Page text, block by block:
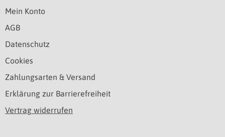
Mein Konto
AGB
Datenschutz
Cookies
Zahlungsarten & Versand
Erklärung zur Barrierefreiheit
Vertrag widerrufen